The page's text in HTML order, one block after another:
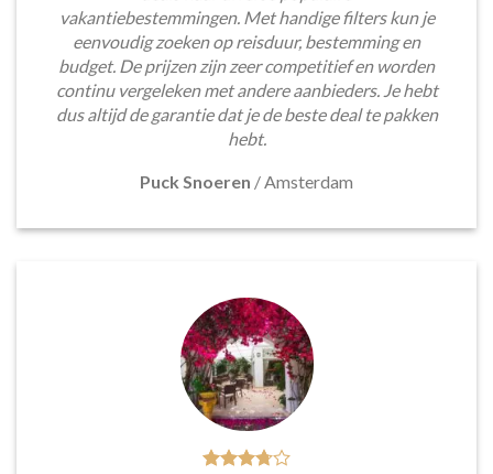
vakantiebestemmingen. Met handige filters kun je
eenvoudig zoeken op reisduur, bestemming en
budget. De prijzen zijn zeer competitief en worden
continu vergeleken met andere aanbieders. Je hebt
dus altijd de garantie dat je de beste deal te pakken
hebt.
Puck Snoeren / Amsterdam